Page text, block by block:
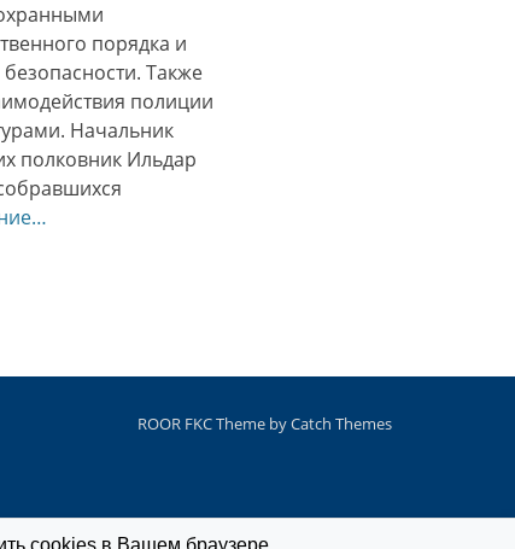
порядка и
Также
полиции
Начальник
полковник Ильдар
ROOR FKC Theme byCatch Themes
cookies в Вашем браузере.